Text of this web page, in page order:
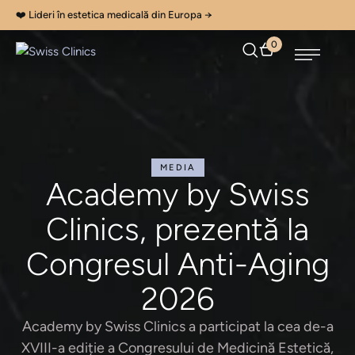
❤️ Lideri în estetica medicală din Europa →
0
MEDIA
Academy by Swiss
Clinics, prezentă la
Congresul Anti-Aging
2026
Academy by Swiss Clinics a participat la cea de-a
XVIII-a ediție a Congresului de Medicină Estetică,